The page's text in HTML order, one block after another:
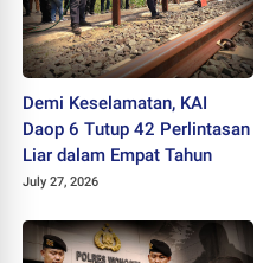
Demi Keselamatan, KAI
Daop 6 Tutup 42 Perlintasan
Liar dalam Empat Tahun
July 27, 2026